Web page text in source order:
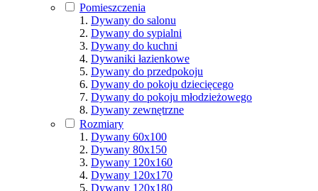
Pomieszczenia
Dywany do salonu
Dywany do sypialni
Dywany do kuchni
Dywaniki łazienkowe
Dywany do przedpokoju
Dywany do pokoju dziecięcego
Dywany do pokoju młodzieżowego
Dywany zewnętrzne
Rozmiary
Dywany 60x100
Dywany 80x150
Dywany 120x160
Dywany 120x170
Dywany 120x180